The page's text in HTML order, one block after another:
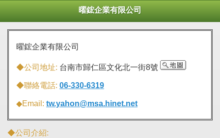
曜鋐企業有限公司
曜鋐企業有限公司
◆公司地址: 台南市歸仁區文化北一街8號
◆聯絡電話: 06-330-6319
◆Email: tw.yahon@msa.hinet.net
◆公司介紹: